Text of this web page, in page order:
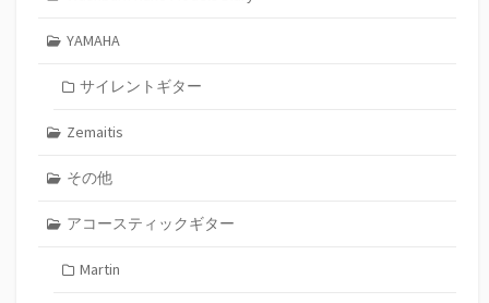
YAMAHA
サイレントギター
Zemaitis
その他
アコースティックギター
Martin